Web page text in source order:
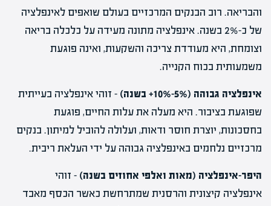
והבריאה. רוב הבנקים המרכזיים בעולם שואפים לאינפלציה
של כ-2% בשנה. אינפלציה מתונה מעידה על כלכלה בריאה
וצומחת, היא מעודדת צריכה והשקעות, ואינה פוגעת
משמעותית בכוח הקנייה.
אינפלציה גבוהה (5%-10%+ בשנה)
– זוהי אינפלציה בעייתית
שפוגעת בציבור. היא מעלה את עלות החיים, פוגעת
בחסכונות, יוצרת חוסר ודאות, ועלולה להוביל למיתון. בנקים
מרכזיים נלחמים באינפלציה גבוהה על ידי העלאת ריבית.
היפר-אינפלציה (מאות ואלפי אחוזים בשנה) – זוהי
אינפלציה קיצונית והרסנית שמתרחשת כאשר הכסף מאבד